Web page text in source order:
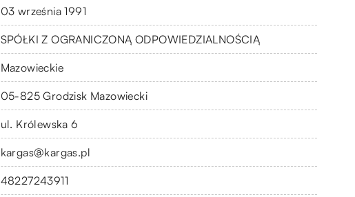
03 września 1991
SPÓŁKI Z OGRANICZONĄ ODPOWIEDZIALNOŚCIĄ
Mazowieckie
05-825 Grodzisk Mazowiecki
ul. Królewska 6
kargas@kargas.pl
48227243911